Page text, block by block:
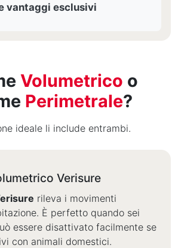
vantaggi esclusivi
Volumetrico o
Perimetrale?
ideale li include entrambi.
Verisure
rileva i movimenti
È perfetto quando sei
essere disattivato facilmente se
con animali domestici.